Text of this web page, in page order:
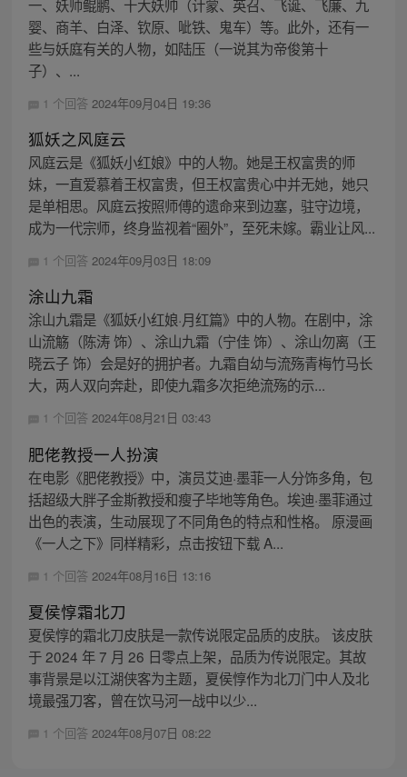
一、妖师鲲鹏、十大妖帅（计蒙、英召、飞诞、飞廉、九
婴、商羊、白泽、钦原、呲铁、鬼车）等。此外，还有一
些与妖庭有关的人物，如陆压（一说其为帝俊第十
子）、...
1 个回答 2024年09月04日 19:36
狐妖之风庭云
风庭云是《狐妖小红娘》中的人物。她是王权富贵的师
妹，一直爱慕着王权富贵，但王权富贵心中并无她，她只
是单相思。风庭云按照师傅的遗命来到边塞，驻守边境，
成为一代宗师，终身监视着“圈外”，至死未嫁。霸业让风...
1 个回答 2024年09月03日 18:09
涂山九霜
涂山九霜是《狐妖小红娘·月红篇》中的人物。在剧中，涂
山流觞（陈涛 饰）、涂山九霜（宁佳 饰）、涂山勿离（王
晓云子 饰）会是好的拥护者。九霜自幼与流殇青梅竹马长
大，两人双向奔赴，即使九霜多次拒绝流殇的示...
1 个回答 2024年08月21日 03:43
肥佬教授一人扮演
在电影《肥佬教授》中，演员艾迪·墨菲一人分饰多角，包
括超级大胖子金斯教授和瘦子毕地等角色。埃迪·墨菲通过
出色的表演，生动展现了不同角色的特点和性格。 原漫画
《一人之下》同样精彩，点击按钮下载 A...
1 个回答 2024年08月16日 13:16
夏侯惇霜北刀
夏侯惇的霜北刀皮肤是一款传说限定品质的皮肤。 该皮肤
于 2024 年 7 月 26 日零点上架，品质为传说限定。其故
事背景是以江湖侠客为主题，夏侯惇作为北刀门中人及北
境最强刀客，曾在饮马河一战中以少...
1 个回答 2024年08月07日 08:22